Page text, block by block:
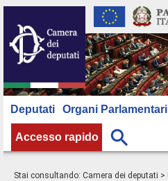
Deputati Organi Parlamentari
Accesso rapido
Stai consultando: Camera dei deputati >